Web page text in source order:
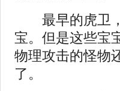
最早的虎卫，
宝。但是这些宝
物理攻击的怪物
了。